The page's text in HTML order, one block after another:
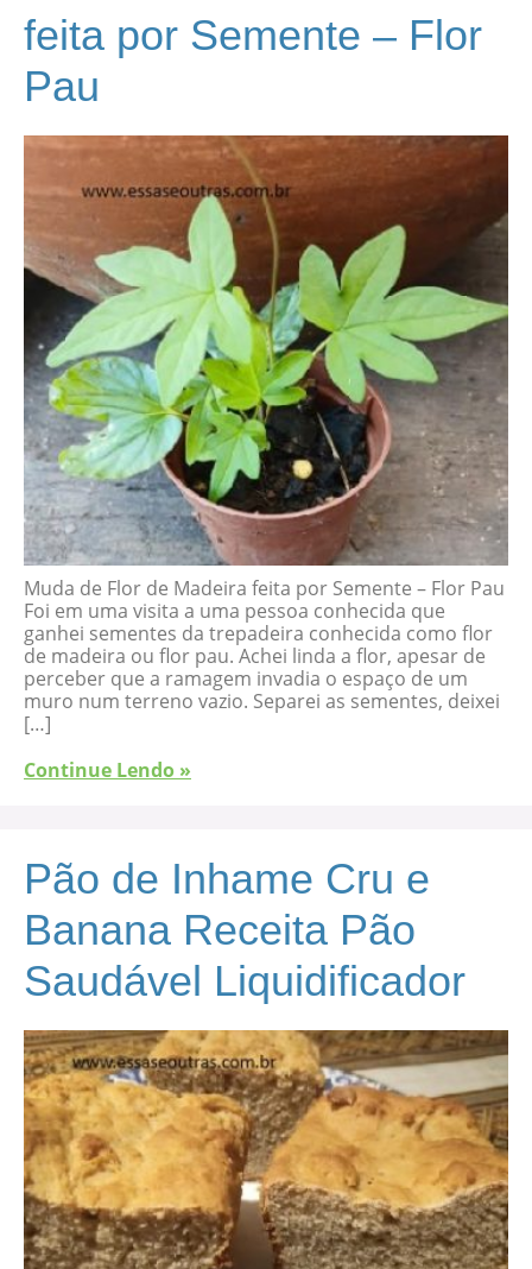
feita por Semente – Flor
Pau
Muda de Flor de Madeira feita por Semente – Flor Pau
Foi em uma visita a uma pessoa conhecida que
ganhei sementes da trepadeira conhecida como flor
de madeira ou flor pau. Achei linda a flor, apesar de
perceber que a ramagem invadia o espaço de um
muro num terreno vazio. Separei as sementes, deixei
[…]
Continue Lendo »
Pão de Inhame Cru e
Banana Receita Pão
Saudável Liquidificador